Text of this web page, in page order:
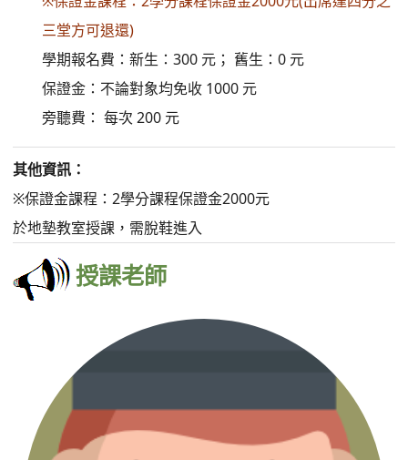
黃鈺迪
最高學歷：
嘉南藥理大學 社會工作系
現職：
社團法人台灣愛延續協會 社工師 社團法人台灣一人一